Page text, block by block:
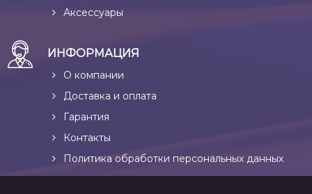
Аксессуары
ИНФОРМАЦИЯ
О компании
Доставка и оплата
Гарантия
Контакты
Политика обработки персональных данных